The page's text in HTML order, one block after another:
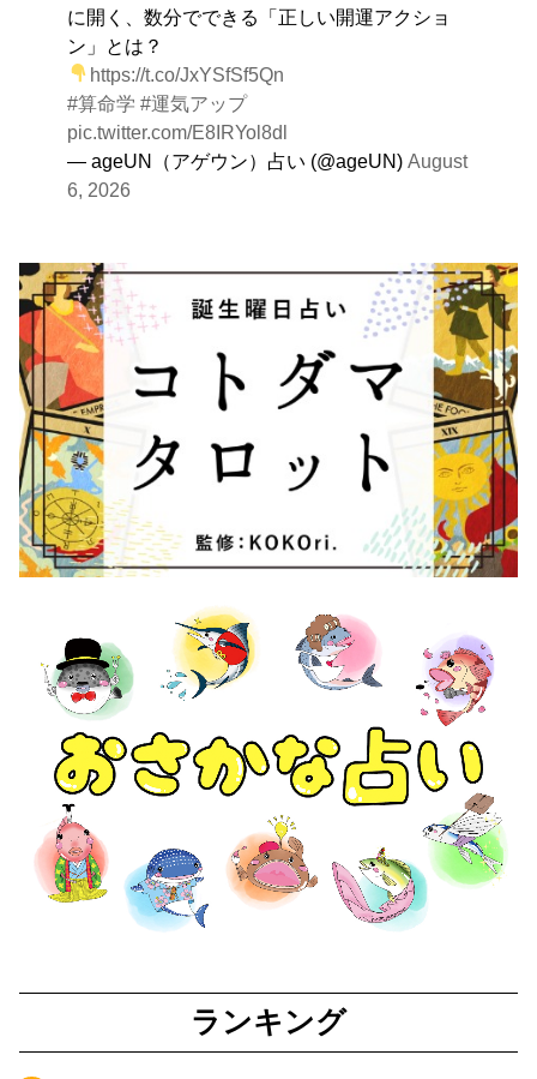
に開く、数分でできる「正しい開運アクショ
ン」とは？
https://t.co/JxYSfSf5Qn
#算命学 #運気アップ
pic.twitter.com/E8IRYol8dl
— ageUN（アゲウン）占い (@ageUN)August
6, 2026
ランキング